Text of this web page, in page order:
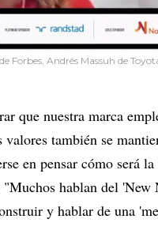
Forbes, Andrés Massuh de
que nuestra marca
también se
en pensar cómo será
hablan del
y hablar de una